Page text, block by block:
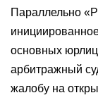
Параллельно
основных
арбитражный
жалобу на